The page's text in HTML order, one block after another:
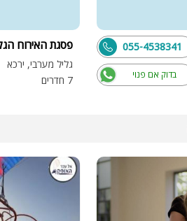
בדוק אם פנוי
055-4538341 פסגת האירוח
גליל מערבי, ירכא
7 חדרים